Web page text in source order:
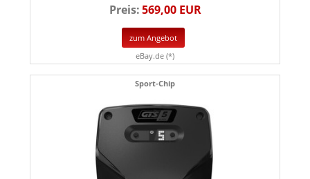
Preis:569,00 EUR
zum Angebot
eBay.de (*)
Sport-Chip